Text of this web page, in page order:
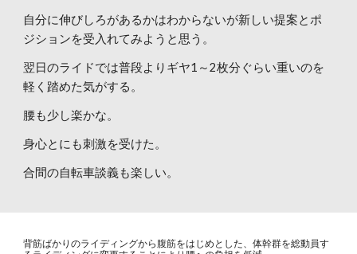
自分に伸びしろがあるかはわからないが新しい提案とポ
ジションを受入れてみようと思う。
翌日のライドでは普段よりギヤ1～2枚分ぐらい重いのを
軽く踏めた気がする。
腰も少し楽かな。
身心とにも刺激を受けた。
合間の自転車談義も楽しい。
背筋ばかりのライディングから腹筋をはじめとした、体幹群を総動員す